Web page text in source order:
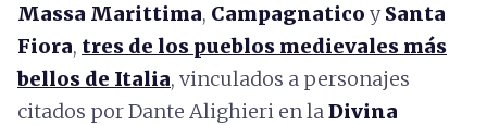
Massa Marittima, Campagnatico ySanta
Fiora, tres de los pueblos medievales más
bellos de Italia, vinculados a personajes
citados por Dante Alighieri en laDivina